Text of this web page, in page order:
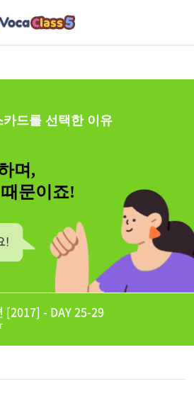
드를 선택한 이유
며,
문이죠!
[2017] - DAY 25-29